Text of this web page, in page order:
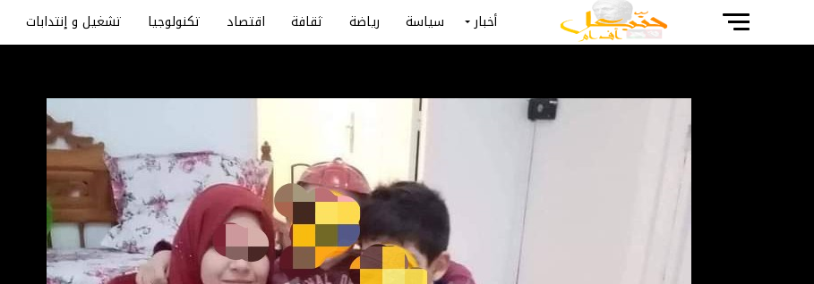
أخبار سياسة رياضة ثقافة اقتصاد تكنولوجيا تشغيل و إنتدابات